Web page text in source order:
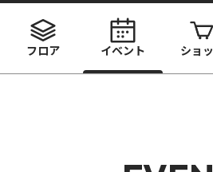
フロア イベント ショ